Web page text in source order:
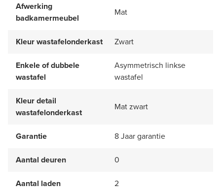
Afwerking
badkamermeubel
Mat
Kleur wastafelonderkast Zwart
Enkele of dubbele
wastafel
Asymmetrisch linkse
wastafel
Kleur detail
wastafelonderkast
Mat zwart
Garantie 8 Jaar garantie
Aantal deuren 0
Aantal laden 2